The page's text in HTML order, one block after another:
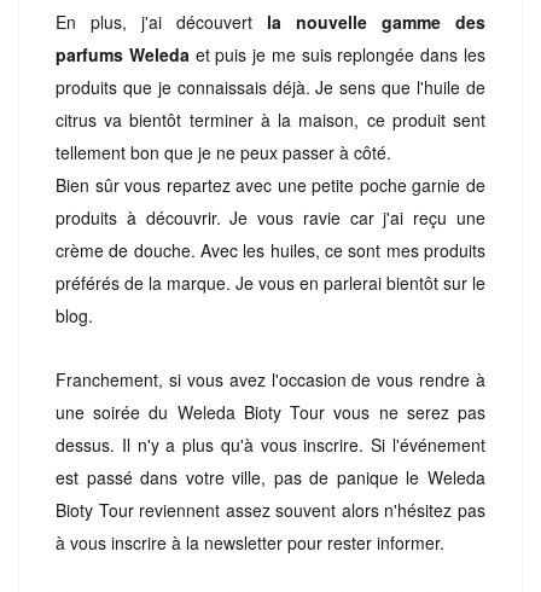
En plus, j'ai découvert la nouvelle gamme des
parfums Weledaet puis je me suis replongée dans les
produits que je connaissais déjà. Je sens que l'huile de
citrus va bientôt terminer à la maison, ce produit sent
tellement bon que je ne peux passer à côté.
Bien sûr vous repartez avec une petite poche garnie de
produits à découvrir. Je vous ravie car j'ai reçu une
crème de douche. Avec les huiles, ce sont mes produits
préférés de la marque. Je vous en parlerai bientôt sur le
blog.
Franchement, si vous avez l'occasion de vous rendre à
une soirée du Weleda Bioty Tour vous ne serez pas
dessus. Il n'y a plus qu'à vous inscrire. Si l'événement
est passé dans votre ville, pas de panique le Weleda
Bioty Tour reviennent assez souvent alors n'hésitez pas
à vous inscrire à la newsletter pour rester informer.